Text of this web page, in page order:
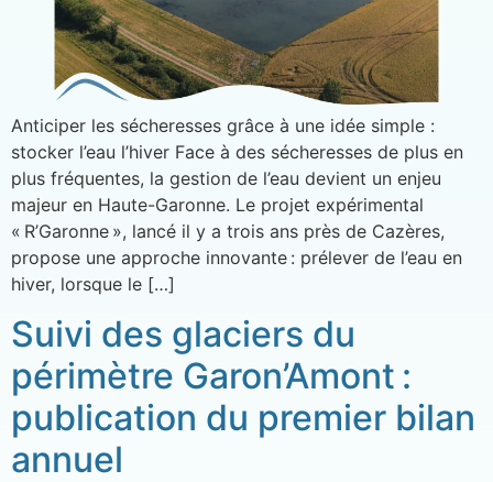
Anticiper les sécheresses grâce à une idée simple :
stocker l’eau l’hiver Face à des sécheresses de plus en
plus fréquentes, la gestion de l’eau devient un enjeu
majeur en Haute-Garonne. Le projet expérimental
« R’Garonne », lancé il y a trois ans près de Cazères,
propose une approche innovante : prélever de l’eau en
hiver, lorsque le […]
Suivi des glaciers du
périmètre Garon’Amont :
publication du premier bilan
annuel